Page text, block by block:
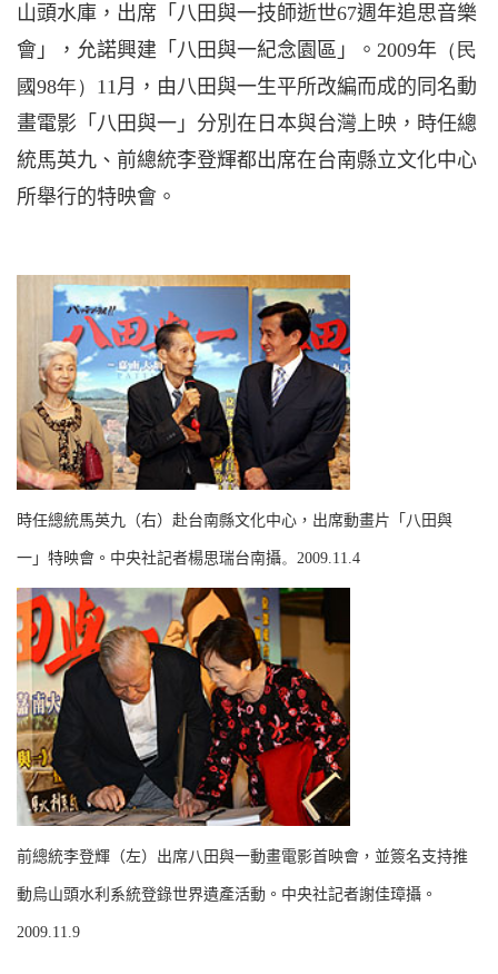
山頭水庫，出席「八田與一技師逝世67週年追思音樂
會」，允諾興建「八田與一紀念園區」。 2009年 （民
國98年） 11 月，由八田與一生平所改編而成的同名動
畫電影「八田與一」分別在日本與台灣上映，時任總
統馬英九、前總統李登輝都出席在台南縣立文化中心
所舉行的特映會。
時任總統馬英九（右）赴台南縣文化中心，出席動畫片「八田與
一」特映會。中央社記者楊思瑞台南攝。 2009.11.4
前總統李登輝（左）出席八田與一動畫電影首映會，並簽名支持推
動烏山頭水利系統登錄世界遺產活動。中央社記者謝佳璋攝。
2009.11.9